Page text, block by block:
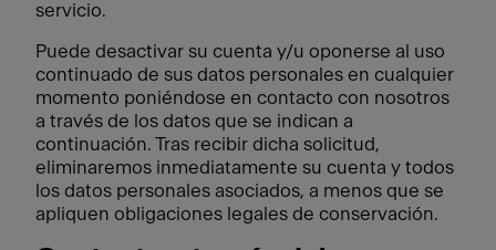
servicio.
Puede desactivar su cuenta y/u oponerse al uso
continuado de sus datos personales en cualquier
momento poniéndose en contacto con nosotros
a través de los datos que se indican a
continuación. Tras recibir dicha solicitud,
eliminaremos inmediatamente su cuenta y todos
los datos personales asociados, a menos que se
apliquen obligaciones legales de conservación.